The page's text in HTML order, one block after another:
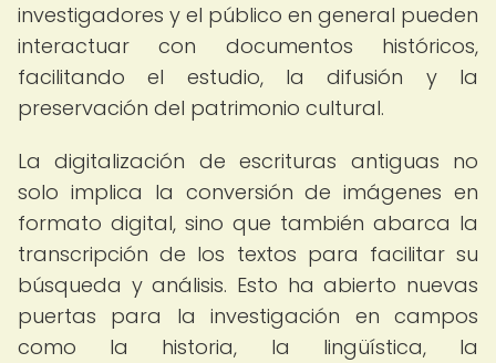
investigadores y el público en general pueden
interactuar con documentos históricos,
facilitando el estudio, la difusión y la
preservación del patrimonio cultural.
La digitalización de escrituras antiguas no
solo implica la conversión de imágenes en
formato digital, sino que también abarca la
transcripción de los textos para facilitar su
búsqueda y análisis. Esto ha abierto nuevas
puertas para la investigación en campos
como la historia, la lingüística, la